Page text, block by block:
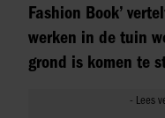
Fashion Book’
werken in de tuin
grond is komen te